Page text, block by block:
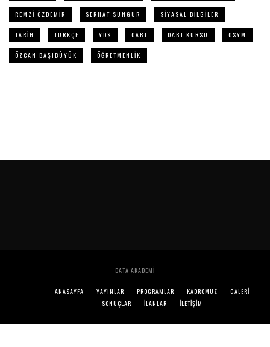
REMZI ÖZDEMIR SERHAT SUNGUR SIYASAL BILGILER
TARIH TÜRKÇE YDS ÖABT ÖABT KURSU ÖSYM
ÖZCAN BAŞIBÜYÜK ÖĞRETMENLIK
DATA AKADEMI
ANASAYFA YAYINLAR PROGRAMLAR KADROMUZ
GALERİ
SONUÇLAR
İLANLAR İLETIŞIM